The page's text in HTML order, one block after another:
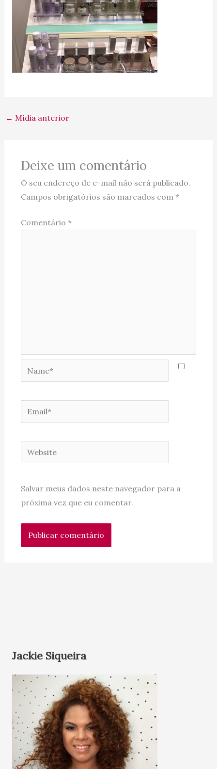
← Mídia anterior
Deixe um comentário
O seu endereço de e-mail não será publicado.
Campos obrigatórios são marcados com *
Comentário *
Name*
Email*
Website
Salvar meus dados neste navegador para a
próxima vez que eu comentar.
Jackie Siqueira